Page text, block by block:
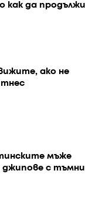
как да продължи
ако не
мъже
с тъмни